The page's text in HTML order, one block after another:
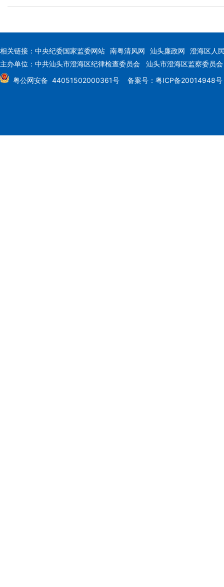
相关链接： 中央纪委国家监委网站 南粤清风网 汕头廉政网
澄海区人
主办单位：中共汕头市澄海区纪律检查委员会 汕头市澄海区监察委员
粤公网安备 44051502000361号 备案号：粤ICP备20014948